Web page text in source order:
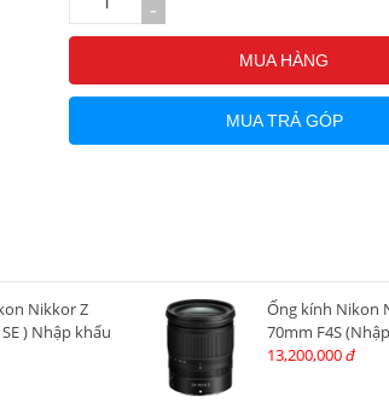
-
MUA HÀNG
MUA TRẢ GÓP
Nikkor Z
) Nhập khẩu
Ống kính Nikon
70mm F4S
13,200,000 đ